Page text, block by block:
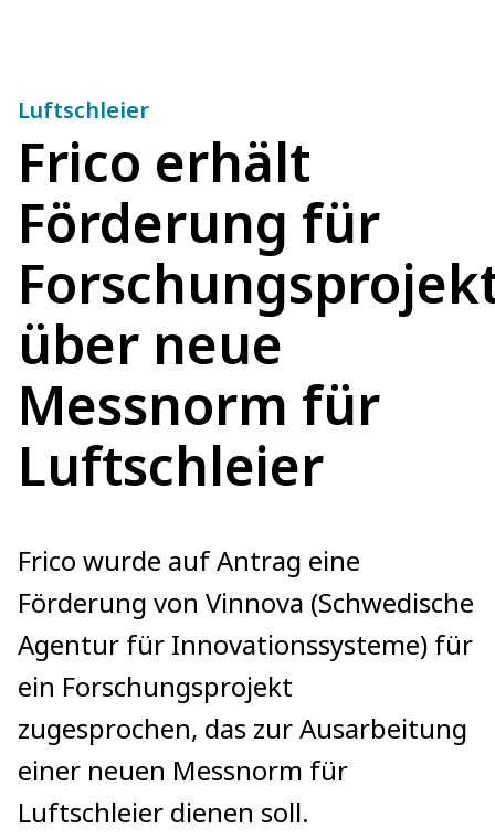
Frico erhält
Förderung für
über neue
Messnorm für
Luftschleier
Luftschleier
Frico wurde auf Antrag eine
Förderung von Vinnova (Schwedische
Agentur für Innovationssysteme) für
ein Forschungsprojekt
zugesprochen, das zur Ausarbeitung
einer neuen Messnorm für
Luftschleier dienen soll.